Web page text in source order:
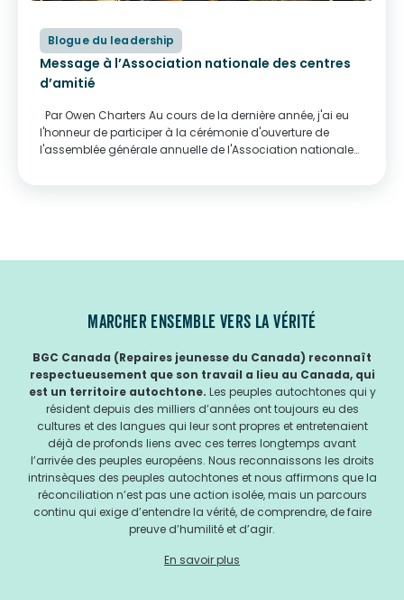
Blogue du leadership
Message à l’Association nationale des centres
d’amitié
Par Owen Charters Au cours de la dernière année, j'ai eu
l'honneur de participer à la cérémonie d'ouverture de
l'assemblée générale annuelle de l'Association nationale
MARCHER ENSEMBLE VERS LA VÉRITÉ
BGC Canada (Repaires jeunesse du Canada) reconnaît
respectueusement que son travail a lieu au Canada, qui
est un territoire autochtone. Les peuples autochtones qui y
résident depuis des milliers d’années ont toujours eu des
cultures et des langues qui leur sont propres et entretenaient
déjà de profonds liens avec ces terres longtemps avant
l’arrivée des peuples européens. Nous reconnaissons les droits
intrinsèques des peuples autochtones et nous affirmons que la
réconciliation n’est pas une action isolée, mais un parcours
continu qui exige d’entendre la vérité, de comprendre, de faire
preuve d’humilité et d’agir.
En savoir plus